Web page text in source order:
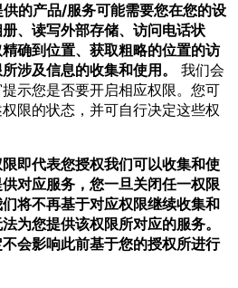
的产品/服务可能需要您在您的设
、读写外部存储、访问电话状
确到位置、获取粗略的位置的访
涉及信息的收集和使用。
我们会
示您是否要开启相应权限。您可
限的状态，并可自行决定这些权
即代表您授权我们可以收集和使
对应服务，您一旦关闭任一权限
将不再基于对应权限继续收集和
为您提供该权限所对应的服务。
会影响此前基于您的授权所进行